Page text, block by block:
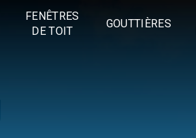
FENÊTRES
DE TOIT
GOUTTIÈRES